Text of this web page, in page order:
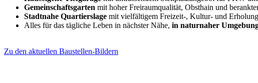
Gemeinschaftsgarten mit hoher Freiraumqualität, Obsthain und
Stadtnahe Quartierslage mit vielfältigem Freizeit-, Kultur- und
Alles für das tägliche Leben in nächster Nähe, in naturnaher
Zu den aktuellen Baustellen-Bildern